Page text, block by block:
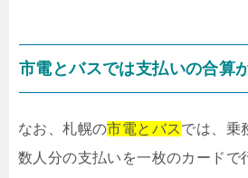
市電とバスでは支払いの合算
なお、札幌の市電とバス では、乗
数人分の支払いを一枚のカードで